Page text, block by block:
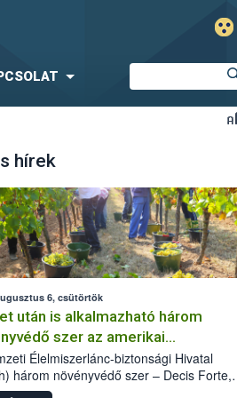
hírek
6, csütörtök
után is alkalmazható három
szer az amerikai
ellen
Élelmiszerlánc-biztonsági Hivatal
három növényvédő szer – Decis Forte,
24 EW, Oroganic – engedélyokiratát